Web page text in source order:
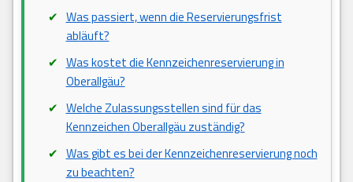
Was passiert, wenn die Reservierungsfrist
abläuft?
Was kostet die Kennzeichenreservierung in
Oberallgäu?
Welche Zulassungsstellen sind für das
Kennzeichen Oberallgäu zuständig?
Was gibt es bei der Kennzeichenreservierung noch
zu beachten?